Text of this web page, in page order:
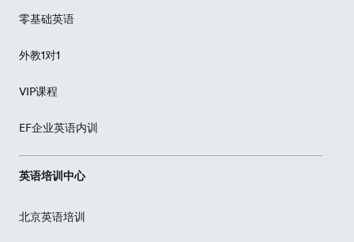
零基础英语
外教1对1
VIP课程
EF企业英语内训
英语培训中心
北京英语培训